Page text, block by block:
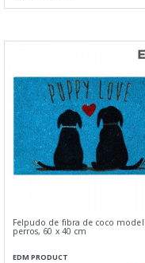
Felpudo de fibra de coco
perros, 60 x 40 cm
EDM PRODUCT